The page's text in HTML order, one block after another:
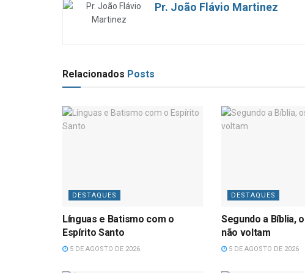
Pr. João Flávio Martinez
Relacionados Posts
DESTAQUES
Línguas e Batismo com o
Espírito Santo
5 DE AGOSTO DE 2026
DESTAQUES
Segundo a Bíblia,
não voltam
5 DE AGOSTO DE 2026